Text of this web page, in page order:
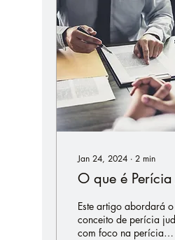
Jan 24, 2024 ∙ 2 min
O que é
Este artigo abordará o
conceito de perícia
com foco na perícia